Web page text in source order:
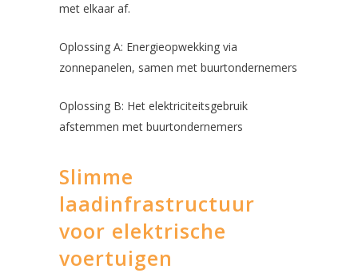
met elkaar af.
Oplossing A: Energieopwekking via
zonnepanelen, samen met buurtondernemers
Oplossing B: Het elektriciteitsgebruik
afstemmen met buurtondernemers
Slimme
laadinfrastructuur
voor elektrische
voertuigen